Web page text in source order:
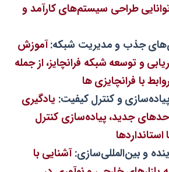
طراحی سیستم‌های کارآمد و
جذب و مدیریت شبکه:آموزش
و توسعه شبکه فرانچایز، از جمله
با فرانچایزی ها
و کنترل کیفیت: یادگیری
جدید، پیاده‌سازی کنترل
و بین‌المللی‌سازی:آشنایی با